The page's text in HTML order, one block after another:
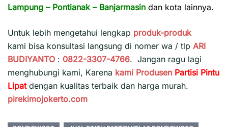
Lampung – Pontianak– Banjarmasin dan kota lainnya.
Untuk lebih mengetahui lengkap produk-produk
kami bisa konsultasi langsung di nomer wa / tlp ARI
BUDIYANTO : 0822-3307-4766. Jangan ragu lagi
menghubungi kami, Karena kami Produsen Partisi Pintu
Lipat dengan kualitas terbaik dan harga murah.
pirekimojokerto.com